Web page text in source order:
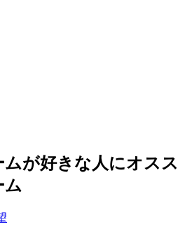
が好きな人にオスス
ム